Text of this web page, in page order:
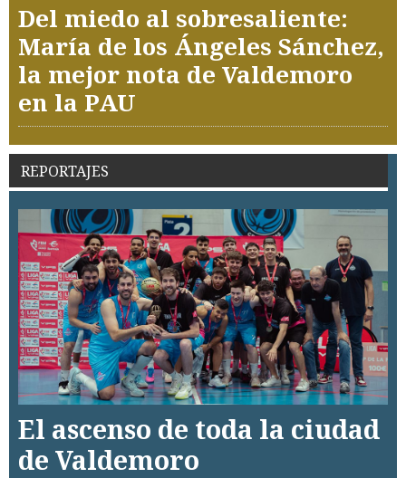
Del miedo al sobresaliente:
María de los Ángeles Sánchez,
la mejor nota de Valdemoro
en la PAU
REPORTAJES
El ascenso de toda la ciudad
de Valdemoro